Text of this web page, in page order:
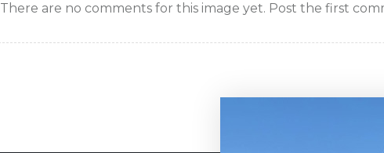
There are no comments for this image yet. Post the first